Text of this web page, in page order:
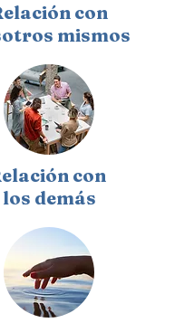
con
mismos
con
los demás